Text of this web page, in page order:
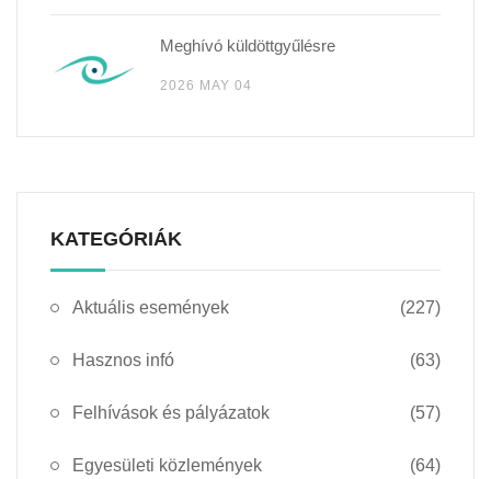
Meghívó küldöttgyűlésre
2026 MAY 04
KATEGÓRIÁK
Aktuális események (227)
Hasznos infó (63)
Felhívások és pályázatok (57)
Egyesületi közlemények (64)